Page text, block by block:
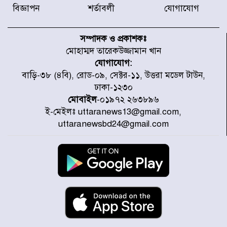
নতুন উদ্যোগ নিকুঞ্জ-টানপাড়ায়
নবনির্বাচিত কার্যনির্বাহী পরিষদের
উদ্যোগে উত্তরা ১৩ নং সেক্টর-এ
পরিষ্কার-পরিচ্ছন্নতা অভিযান
ডিএমপির অভিযানে ২৪ ঘণ্টায় গ্রেপ্তার
৫০৪, উদ্ধার মাদক-অস্ত্র
সন্দ্বীপের চরে বিপদে পড়া কচ্ছপ উদ্ধার
সাগরে অবমুক্ত
মাতারবাড়ী পৌঁছে নির্ধারিত কর্মসূচিতে
যোগ দিয়েছেন প্রধানমন্ত্রী
বিজ্ঞাপন শর্তাবলী যোগাযোগ
সম্পাদক ও প্রকাশকঃ
মোহাম্মদ তারেকউজ্জামান খান
যোগাযোগ:
বাড়ি-৩৮ (৪বি), রোড-০৯, সেক্টর-১১, উত্তরা মডেল টাউন,
ঢাকা-১২৩০
মোবাইল-০১৯৭২ ২৬৩৮৯৬
ই-মেইলঃ uttaranews13@gmail.com,
uttaranewsbd24@gmail.com